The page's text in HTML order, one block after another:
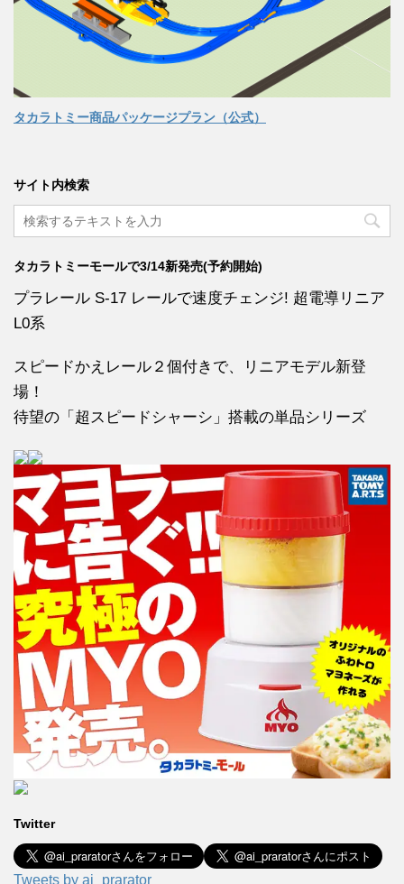
タカラトミー商品パッケージプラン（公式）
サイト内検索
タカラトミーモールで3/14新発売(予約開始)
プラレール S-17 レールで速度チェンジ! 超電導リニア
L0系
スピードかえレール２個付きで、リニアモデル新登
場！
待望の「超スピードシャーシ」搭載の単品シリーズ
Twitter
Tweets by ai_prarator